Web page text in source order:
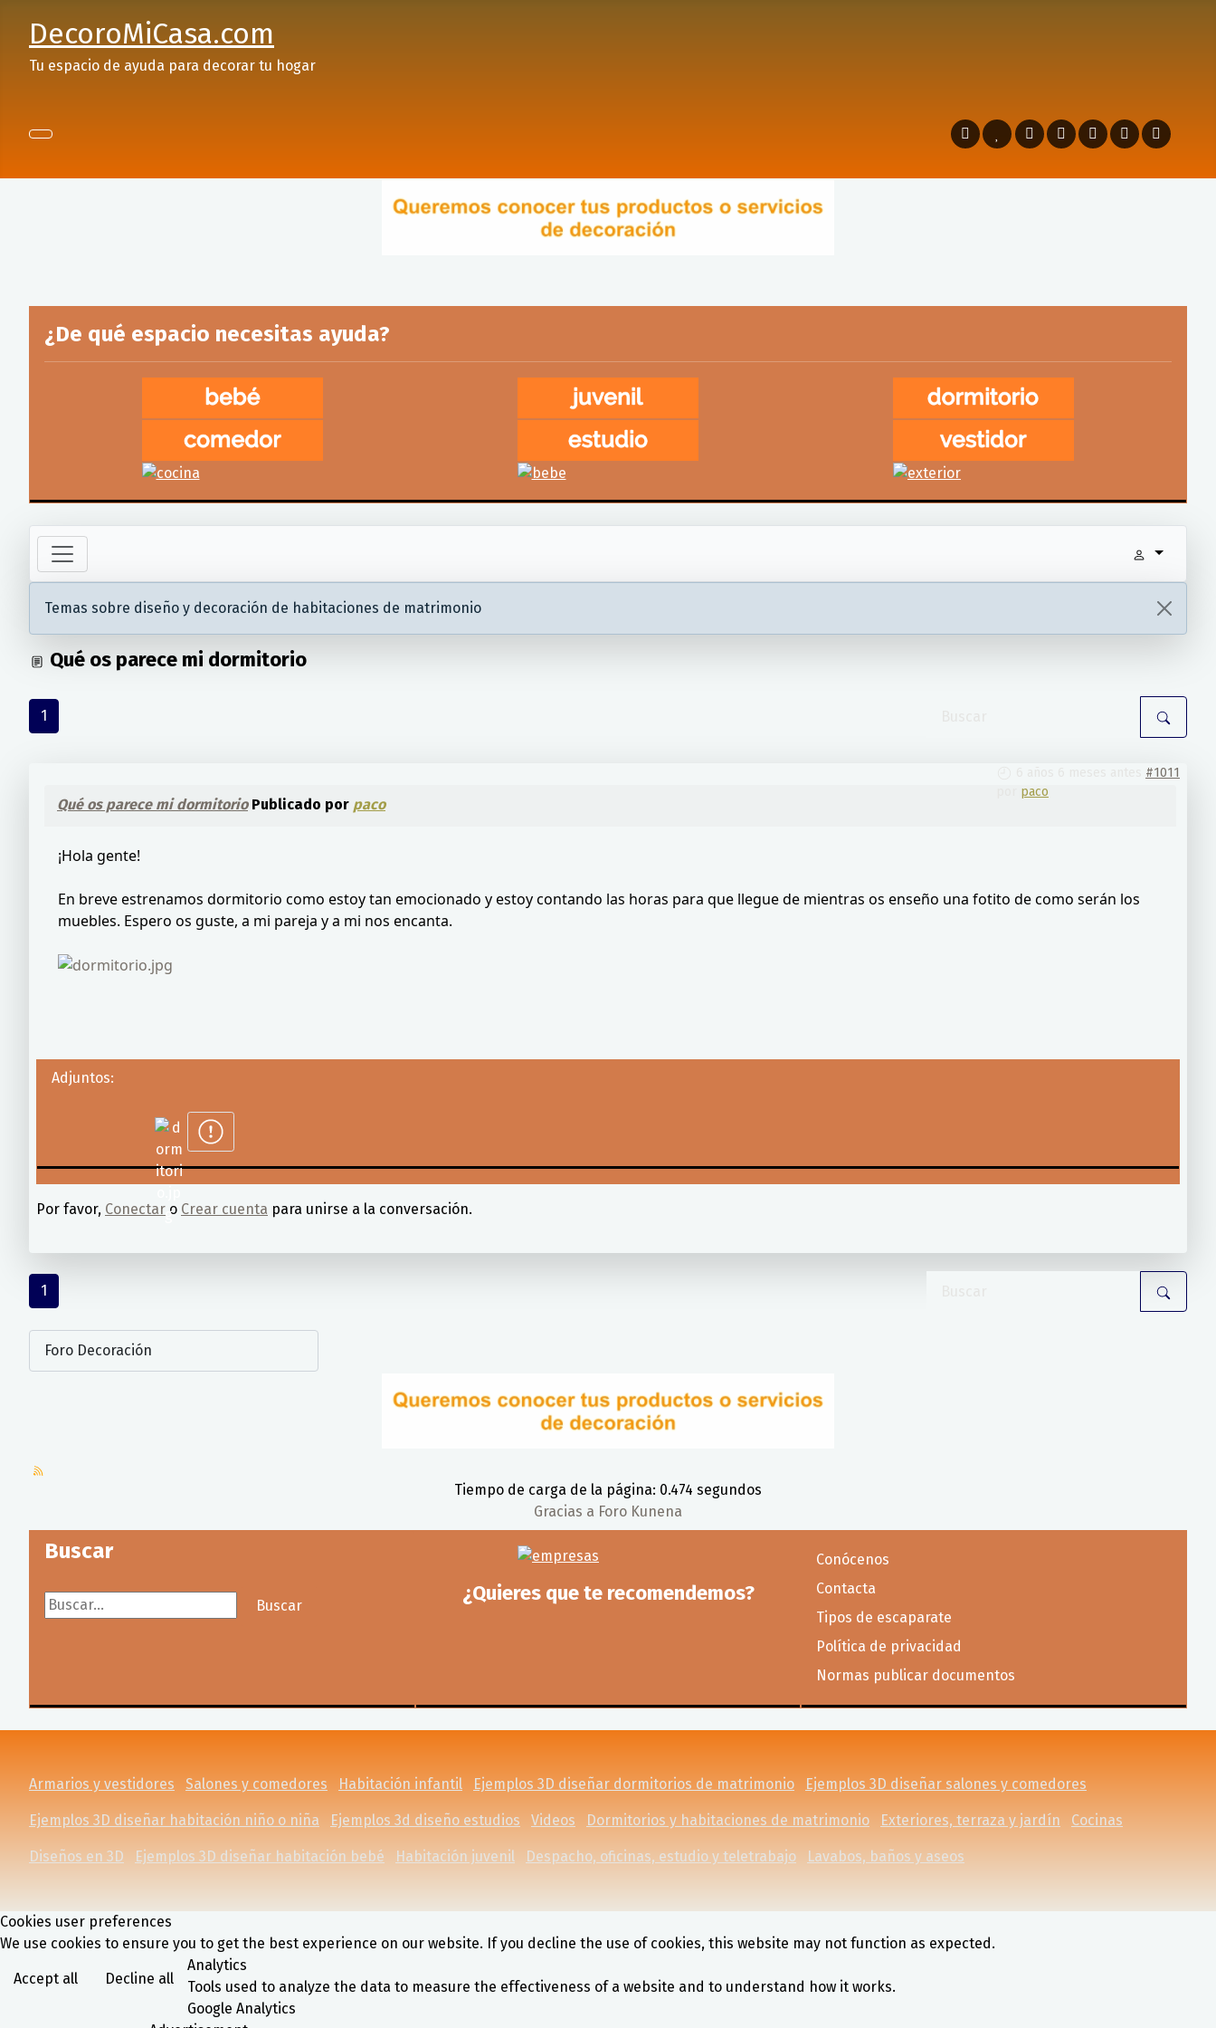
DecoroMiCasa.com
Tu espacio de ayuda para decorar tu hogar
¿De qué espacio necesitas ayuda?
Temas sobre diseño y decoración de habitaciones de matrimonio
Qué os parece mi dormitorio
1
#1011
paco
Qué os parece mi dormitorioPublicado por paco
¡Hola gente!
En breve estrenamos dormitorio como estoy tan emocionado y estoy contando las horas para que llegue de mientras os enseño una fotito de como serán los
muebles. Espero os guste, a mi pareja y a mi nos encanta.
Adjuntos:
Por favor, Conectar o Crear cuenta para unirse a la conversación.
1
Tiempo de carga de la página: 0.474 segundos
Gracias a Foro Kunena
Buscar
Buscar...
Buscar
¿Quieres que te recomendemos?
Conócenos
Contacta
Tipos de escaparate
Política de privacidad
Normas publicar documentos
Armarios y vestidores Salones y comedores Habitación infantil Ejemplos 3D diseñar dormitorios de matrimonio Ejemplos 3D diseñar salones y comedores
Ejemplos 3D diseñar habitación niño o niña Ejemplos 3d diseño estudios Videos Dormitorios y habitaciones de matrimonio Exteriores, terraza y jardín Cocinas
Diseños en 3D Ejemplos 3D diseñar habitación bebé Habitación juvenil Despacho, oficinas, estudio y teletrabajo Lavabos, baños y aseos
Cookies user preferences
We use cookies to ensure you to get the best experience on our website. If you decline the use of cookies, this website may not function as expected.
Accept all Decline all
Analytics
Tools used to analyze the data to measure the effectiveness of a website and to understand how it works.
Google Analytics